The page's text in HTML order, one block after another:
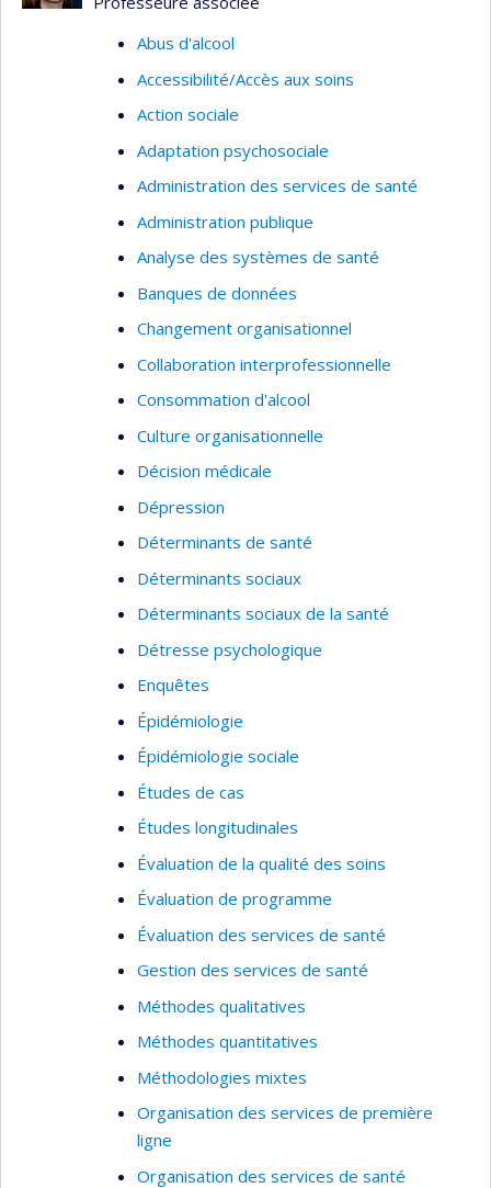
Abus d'alcool
Accessibilité/Accès aux soins
Action sociale
Adaptation psychosociale
Administration des services de santé
Administration publique
Analyse des systèmes de santé
Banques de données
Changement organisationnel
Collaboration interprofessionnelle
Consommation d'alcool
Culture organisationnelle
Décision médicale
Dépression
Déterminants de santé
Déterminants sociaux
Déterminants sociaux de la santé
Détresse psychologique
Enquêtes
Épidémiologie
Épidémiologie sociale
Études de cas
Études longitudinales
Évaluation de la qualité des soins
Évaluation de programme
Évaluation des services de santé
Gestion des services de santé
Méthodes qualitatives
Méthodes quantitatives
Méthodologies mixtes
Organisation des services de première
ligne
Organisation des services de santé